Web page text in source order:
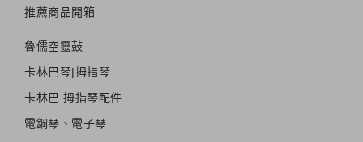
推薦商品開箱
魯儒空靈鼔
卡林巴琴|拇指琴
卡林巴 拇指琴配件
電鋼琴、電子琴